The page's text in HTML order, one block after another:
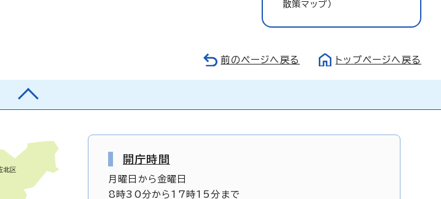
散策マップ）
前のページへ戻る トップページへ戻る
開庁時間
月曜日から金曜日
8時30分から17時15分まで